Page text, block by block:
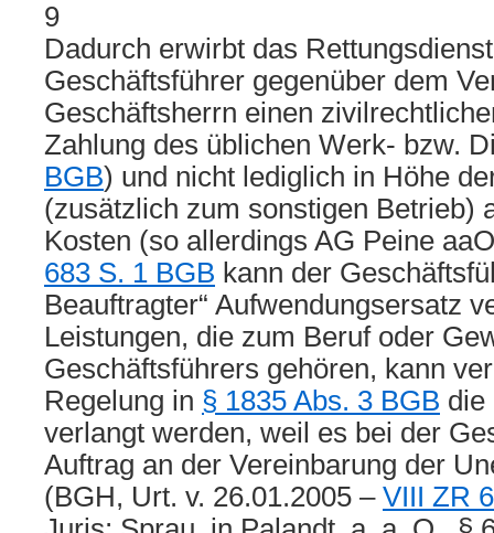
9
Dadurch erwirbt das
Geschäftsführer gegenüber dem
Geschäftsherrn einen
Zahlung des üblichen Werk- bzw.
BGB) und nicht lediglich in Höhe
(zusätzlich zum sonstigen Betrieb)
Kosten (so allerdings AG Peine
683 S. 1 BGB kann der
Beauftragter“ Aufwendungsersatz
Leistungen, die zum Beruf oder
Geschäftsführers gehören, kann
Regelung in § 1835 Abs. 3 BGB die
verlangt werden, weil es bei der
Auftrag an der Vereinbarung der
(BGH, Urt. v. 26.01.2005 – VIII ZR